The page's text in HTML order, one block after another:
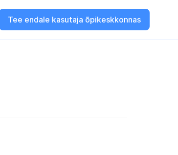
Tee endale kasutaja õpikeskkonnas